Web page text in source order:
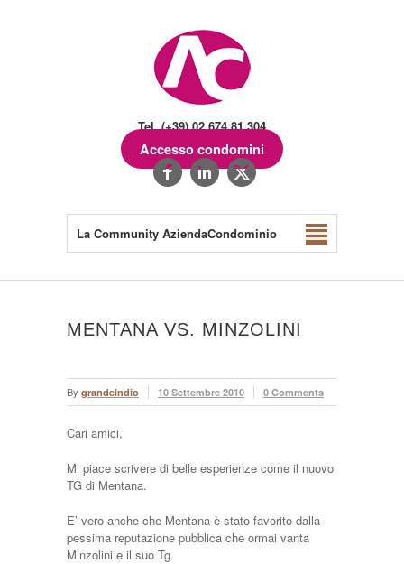
Tel. (+39) 02.674.81.304
Accesso condomini
La Community AziendaCondominio
MENTANA VS. MINZOLINI
By grandeindio 10 Settembre 2010 0 Comments
Cari amici,
Mi piace scrivere di belle esperienze come il nuovo
TG di Mentana.
E’ vero anche che Mentana è stato favorito dalla
pessima reputazione pubblica che ormai vanta
Minzolini e il suo Tg.